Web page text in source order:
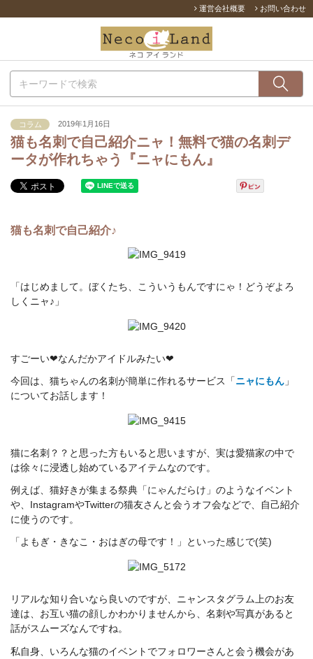
運営会社概要 お問い合わせ
コラム 2019年1月16日
猫も名刺で自己紹介ニャ！無料で猫の名刺デ
ータが作れちゃう『ニャにもん』
猫も名刺で自己紹介♪
「はじめまして。ぼくたち、こういうもんですにゃ！どうぞよろ
しくニャ♪」
すごーい❤なんだかアイドルみたい❤
今回は、猫ちゃんの名刺が簡単に作れるサービス「ニャにもん 」
についてお話します！
猫に名刺？？と思った方もいると思いますが、実は愛猫家の中で
は徐々に浸透し始めているアイテムなのです。
例えば、猫好きが集まる祭典「にゃんだらけ」のようなイベント
や、InstagramやTwitterの猫友さんと会うオフ会などで、自己紹介
に使うのです。
「よもぎ・きなこ・おはぎの母です！」といった感じで(笑)
リアルな知り合いなら良いのですが、ニャンスタグラム上のお友
達は、お互い猫の顔しかわかりませんから、名刺や写真があると
話がスムーズなんですね。
私自身、いろんな猫のイベントでフォロワーさんと会う機会があ